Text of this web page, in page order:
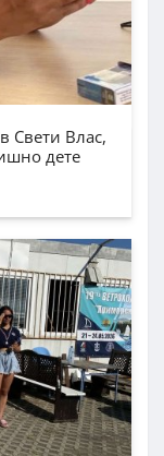
Свети Влас,
дете